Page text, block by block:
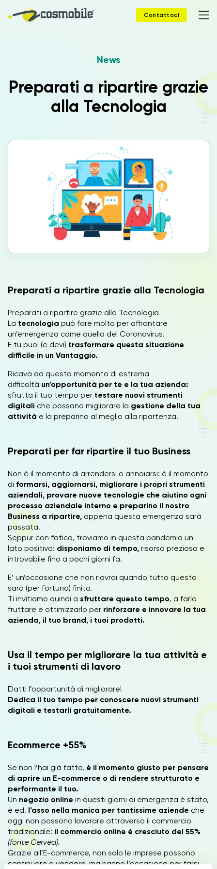
Contattaci
Prodotti
Soluzioni
Webinar
Company
News
Preparati a ripartire grazie
alla Tecnologia
Preparati a ripartire grazie alla Tecnologia
Preparati a ripartire grazie alla Tecnologia
La tecnologia può fare molto per affrontare
un’emergenza come quella del Coronavirus.
E tu puoi (e devi) trasformare questa situazione
difficile in un Vantaggio.
Ricava da questo momento di estrema
difficoltà un’opportunità per te e la tua azienda:
sfrutta il tuo tempo per testare nuovi strumenti
digitali che possano migliorare la gestione della tua
attività e la preparino al meglio alla ripartenza.
Preparati per far ripartire il tuo Business
Non è il momento di arrendersi o annoiarsi: è il momento
di formarsi, aggiornarsi, migliorare i propri strumenti
aziendali, provare nuove tecnologie che aiutino ogni
processo aziendale interno e preparino il nostro
Business a ripartire, appena questa emergenza sarà
passata.
Seppur con fatica, troviamo in questa pandemia un
lato positivo: disponiamo di tempo, risorsa preziosa e
introvabile fino a pochi giorni fa.
E’ un’occasione che non riavrai quando tutto questo
sarà (per fortuna) finito.
Ti invitiamo quindi a sfruttare questo tempo, a farlo
fruttare e ottimizzarlo per rinforzare e innovare la tua
azienda, il tuo brand, i tuoi prodotti.
Usa il tempo per migliorare la tua attività e
i tuoi strumenti di lavoro
Datti l’opportunità di migliorare!
Dedica il tuo tempo per conoscere nuovi strumenti
digitali e testarli gratuitamente.
Ecommerce +55%
Se non l’hai già fatto, è il momento giusto per pensare
di aprire un E-commerce o di rendere strutturato e
performante il tuo.
Un negozio online in questi giorni di emergenza è stato,
è ed, l’asso nella manica per tantissime aziende che
oggi non possono lavorare attraverso il commercio
tradizionale: il commercio online è cresciuto del 55%
(fonte Cerved).
Grazie all’E-commerce, non solo le imprese possono
continuare a vendere, ma hanno l’occasione per farsi